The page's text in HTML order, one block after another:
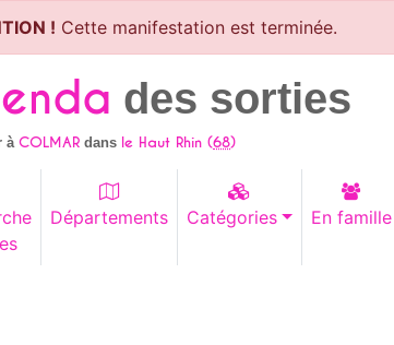
! Cette manifestation est terminée.
des sorties
àCOLMAR dans le Haut Rhin (68)
Départements Catégories En famille